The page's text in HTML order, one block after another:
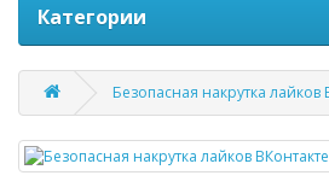
Категории
Безопасная накрутка лайков